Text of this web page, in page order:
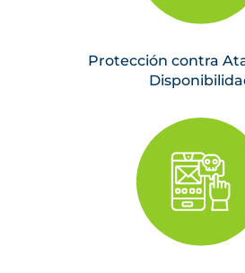
Protección contra